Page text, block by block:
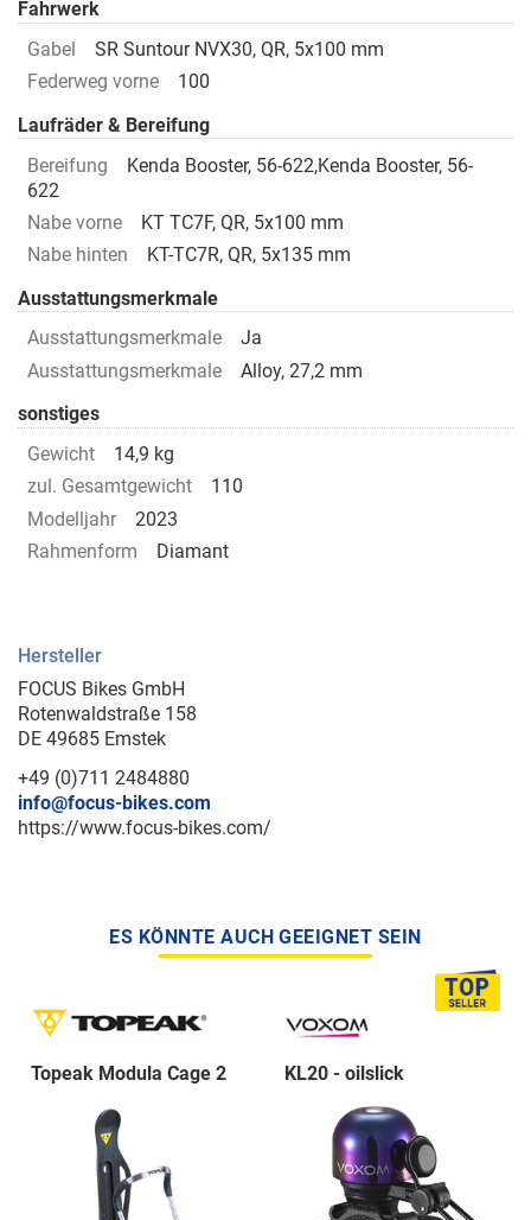
Fahrwerk
Gabel
SR Suntour NVX30, QR, 5x100 mm
Federweg vorne
100
Laufräder & Bereifung
Bereifung
Kenda Booster, 56-622,Kenda Booster, 56-
622
Nabe vorne
KT TC7F, QR, 5x100 mm
Nabe hinten
KT-TC7R, QR, 5x135 mm
Ausstattungsmerkmale
Ausstattungsmerkmale
Ja
Ausstattungsmerkmale
Alloy, 27,2 mm
sonstiges
Gewicht
14,9 kg
zul. Gesamtgewicht
110
Modelljahr
2023
Rahmenform
Diamant
Hersteller
FOCUS Bikes GmbH
Rotenwaldstraße 158
DE 49685 Emstek
+49 (0)711 2484880
info@focus-bikes.com
https://www.focus-bikes.com/
ES KÖNNTE AUCH GEEIGNET SEIN
Topeak Modula Cage 2 KL20 - oilslick